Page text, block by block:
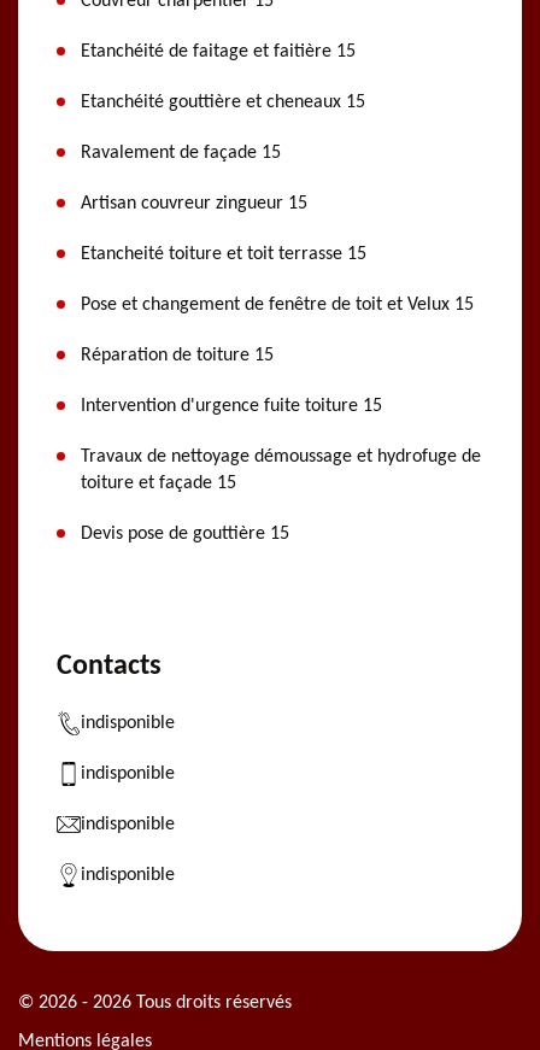
Etanchéité de faitage et faitière 15
Etanchéité gouttière et cheneaux 15
Ravalement de façade 15
Artisan couvreur zingueur 15
Etancheité toiture et toit terrasse 15
Pose et changement de fenêtre de toit et Velux 15
Réparation de toiture 15
Intervention d'urgence fuite toiture 15
Travaux de nettoyage démoussage et hydrofuge de
toiture et façade 15
Devis pose de gouttière 15
Contacts
indisponible
indisponible
indisponible
indisponible
© 2026 - 2026 Tous droits réservés
Mentions légales